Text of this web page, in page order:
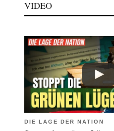
VIDEO
DIE LAGE DER NATION